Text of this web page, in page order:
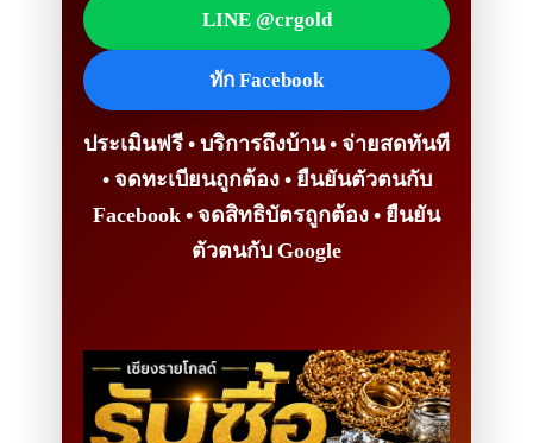
LINE @crgold
ทัก Facebook
ประเมินฟรี • บริการถึงบ้าน • จ่ายสดทันที
• จดทะเบียนถูกต้อง • ยืนยันตัวตนกับ
Facebook • จดสิทธิบัตรถูกต้อง • ยืนยัน
ตัวตนกับ Google